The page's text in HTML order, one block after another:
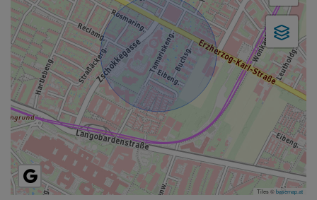
Tiles ©basemap.at